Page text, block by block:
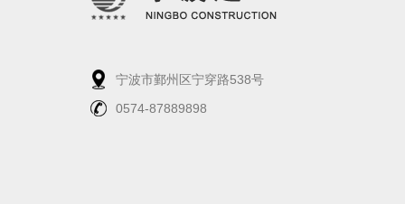
宁波市鄞州区宁穿路538号
0574-87889898